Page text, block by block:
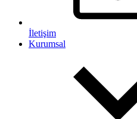
İletişim
Kurumsal